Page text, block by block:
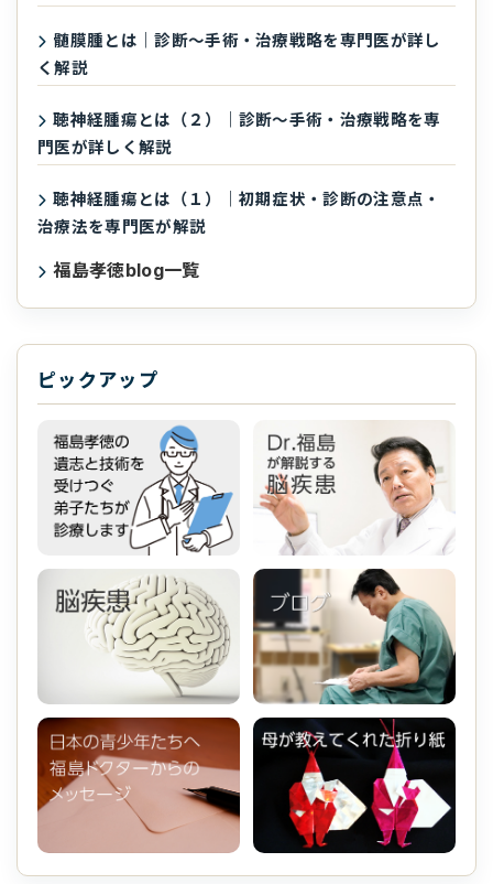
髄膜腫とは｜診断〜手術・治療戦略を専門医が詳し
く解説
聴神経腫瘍とは（２）｜診断〜手術・治療戦略を専
門医が詳しく解説
聴神経腫瘍とは（１）｜初期症状・診断の注意点・
治療法を専門医が解説
福島孝徳blog一覧
ピックアップ